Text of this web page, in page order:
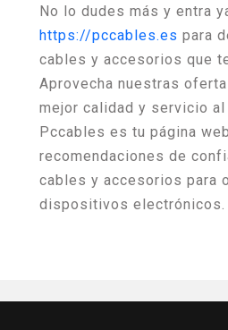
No lo dudes más y entra
https://pccables.es para
cables y accesorios que
Aprovecha nuestras
mejor calidad y servicio al
Pccables es tu página
recomendaciones de
cables y accesorios para
dispositivos electrónicos.